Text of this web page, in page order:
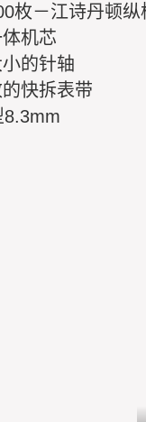
枚－江诗丹顿纵
机芯
的针轴
快拆表带
8.3mm